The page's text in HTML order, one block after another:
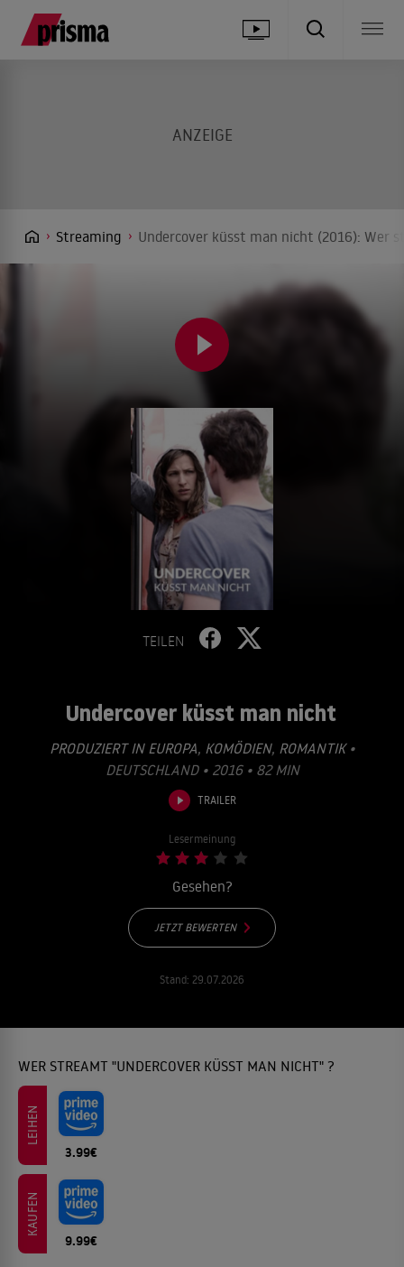
Streaming Undercover küsst man nicht (2016): Wer
TEILEN
Undercover küsst man nicht
PRODUZIERT IN EUROPA, KOMÖDIEN, ROMANTIK•
DEUTSCHLAND • 2016 • 82 MIN
TRAILER
Lesermeinung
Gesehen?
JETZT BEWERTEN
Stand: 29.07.2026
WER STREAMT "UNDERCOVER KÜSST MAN NICHT" ?
LEIHEN
3.99€
KAUFEN
9.99€